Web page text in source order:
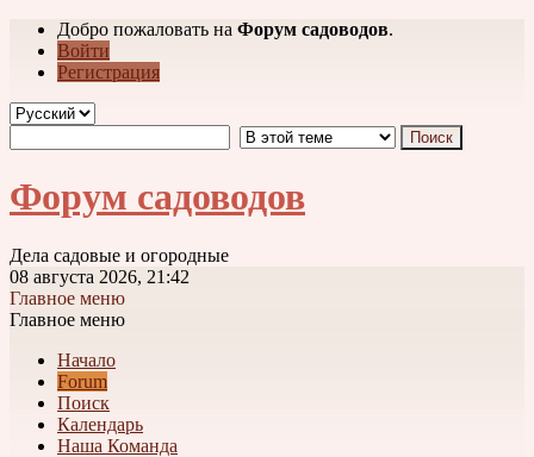
Добро пожаловать на Форум садоводов.
Войти
Регистрация
Форум садоводов
Дела садовые и огородные
08 августа 2026, 21:42
Главное меню
Главное меню
Начало
Forum
Поиск
Календарь
Наша Команда